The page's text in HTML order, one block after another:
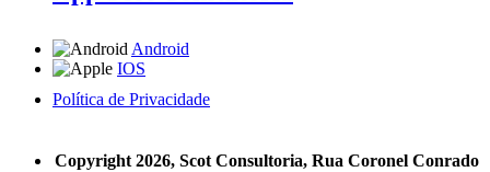
Android
IOS
Política de Privacidade
Copyright 2026, Scot Consultoria, Rua Coronel Conrado